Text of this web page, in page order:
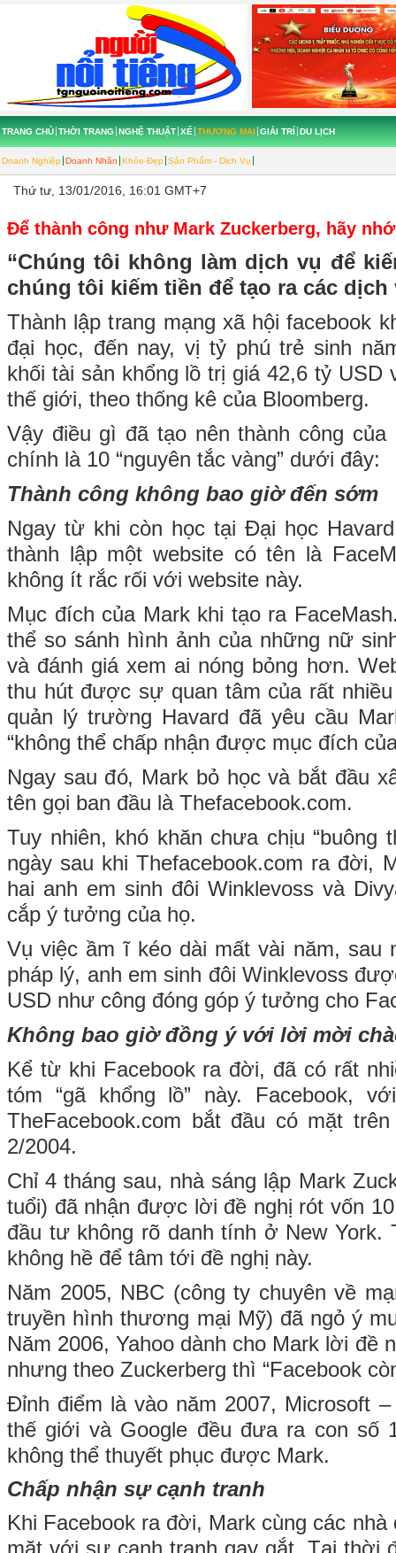
TRANG CHỦ THỜI TRANG NGHỆ THUẬT XẾ THƯƠNG MẠI
Doanh Nghiệp Doanh Nhân Khỏe-Đẹp Sản Phẩm - Dịch Vụ
GIẢI TRÍ DU LỊCH
Thứ tư, 13/01/2016, 16:01 GMT+7
Để thành công như Mark Zuckerberg, hãy
“Chúng tôi không làm dịch vụ để
chúng tôi kiếm tiền để tạo ra các
Thành lập trang mạng xã hội facebook
đại học, đến nay, vị tỷ phú trẻ sinh
khối tài sản khổng lồ trị giá 42,6 tỷ USD
thế giới, theo thống kê của Bloomberg.
Vậy điều gì đã tạo nên thành công của
chính là 10 “nguyên tắc vàng” dưới đây:
Thành công không bao giờ đến sớm
Ngay từ khi còn học tại Đại học
thành lập một website có tên là
không ít rắc rối với website này.
Mục đích của Mark khi tạo ra
thể so sánh hình ảnh của những nữ
và đánh giá xem ai nóng bỏng hơn.
thu hút được sự quan tâm của rất
quản lý trường Havard đã yêu cầu
“không thể chấp nhận được mục đích
Ngay sau đó, Mark bỏ học và bắt đầu
tên gọi ban đầu là Thefacebook.com.
Tuy nhiên, khó khăn chưa chịu “buông
ngày sau khi Thefacebook.com ra đời,
hai anh em sinh đôi Winklevoss và
cắp ý tưởng của họ.
Vụ việc ầm ĩ kéo dài mất vài năm, sau
pháp lý, anh em sinh đôi Winklevoss
USD như công đóng góp ý tưởng cho
Không bao giờ đồng ý với lời mời
Kể từ khi Facebook ra đời, đã có rất
tóm “gã khổng lồ” này. Facebook,
TheFacebook.com bắt đầu có mặt
2/2004.
Chỉ 4 tháng sau, nhà sáng lập Mark
tuổi) đã nhận được lời đề nghị rót vốn
đầu tư không rõ danh tính ở New York.
không hề để tâm tới đề nghị này.
Năm 2005, NBC (công ty chuyên về
truyền hình thương mại Mỹ) đã ngỏ ý
Năm 2006, Yahoo dành cho Mark lời đề
nhưng theo Zuckerberg thì “Facebook
Đỉnh điểm là vào năm 2007, Microsoft
thế giới và Google đều đưa ra con số
không thể thuyết phục được Mark.
Chấp nhận sự cạnh tranh
Khi Facebook ra đời, Mark cùng các nhà